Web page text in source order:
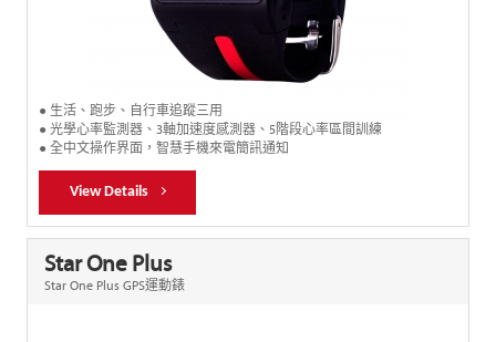
● 生活、跑步、自行車追蹤三用
● 光學心率監測器、3軸加速度感測器、5階段心率區間訓練
● 全中文操作界面，智慧手機來電簡訊通知
View Details
Star One Plus
Star One Plus GPS運動錶